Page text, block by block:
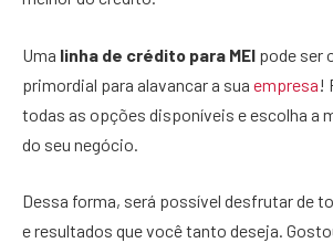
Uma linha de crédito para MEI pode ser
primordial para alavancar a sua empresa!
todas as opções disponíveis e escolha a
do seu negócio.
Dessa forma, será possível desfrutar de
e resultados que você tanto deseja.